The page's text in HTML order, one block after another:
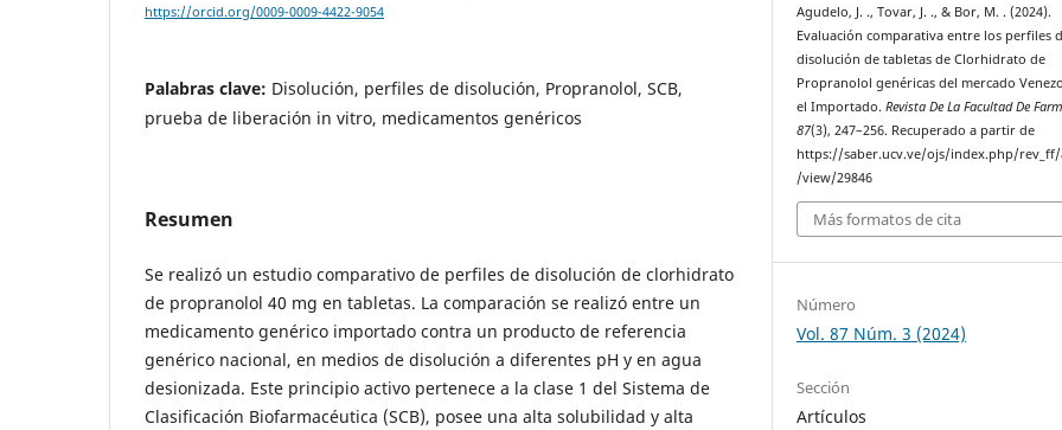
https://orcid.org/0009-0009-4422-9054
Palabras clave: Disolución, perfiles de disolución, Propranolol, SCB,
prueba de liberación in vitro, medicamentos genéricos
Resumen
Se realizó un estudio comparativo de perfiles de disolución de clorhidrato
de propranolol 40 mg en tabletas. La comparación se realizó entre un
medicamento genérico importado contra un producto de referencia
genérico nacional, en medios de disolución a diferentes pH y en agua
desionizada. Este principio activo pertenece a la clase 1 del Sistema de
Clasificación Biofarmacéutica (SCB), posee una alta solubilidad y alta
Agudelo, J. ., Tovar, J. ., & Bor, M. . (2024).
Evaluación comparativa entre los perfiles
disolución de tabletas de Clorhidrato de
Propranolol genéricas del mercado
el Importado.Revista De La Facultad De
87(3), 247–256. Recuperado a partir de
https://saber.ucv.ve/ojs/index.php/
/view/29846
Más formatos de cita
Número
Vol. 87 Núm. 3 (2024)
Sección
Artículos